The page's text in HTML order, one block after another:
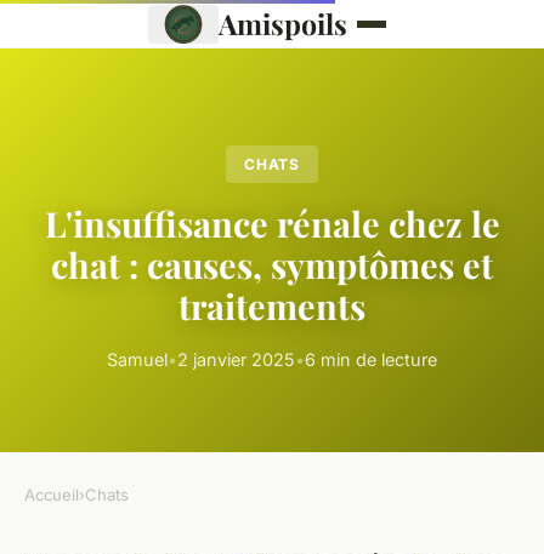
Amispoils
CHATS
L'insuffisance rénale chez le
chat : causes, symptômes et
traitements
Samuel•2 janvier 2025•6 min de lecture
Accueil›Chats